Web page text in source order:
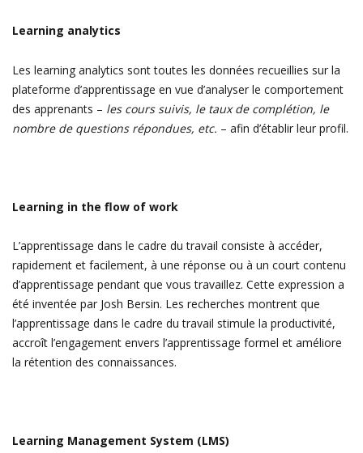
Learning analytics
Les learning analytics sont toutes les données recueillies sur la
plateforme d’apprentissage en vue d’analyser le comportement
des apprenants – les cours suivis, le taux de complétion, le
nombre de questions répondues, etc. – afin d’établir leur profil.
Learning in the flow of work
L’apprentissage dans le cadre du travail consiste à accéder,
rapidement et facilement, à une réponse ou à un court contenu
d’apprentissage pendant que vous travaillez. Cette expression a
été inventée par Josh Bersin. Les recherches montrent que
l’apprentissage dans le cadre du travail stimule la productivité,
accroît l’engagement envers l’apprentissage formel et améliore
la rétention des connaissances.
Learning Management System (LMS)